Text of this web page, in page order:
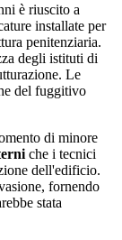
è riuscito a
installate per
penitenziaria.
degli istituti di
Le
del fuggitivo
di minore
che i tecnici
dell'edificio.
fornendo
stata